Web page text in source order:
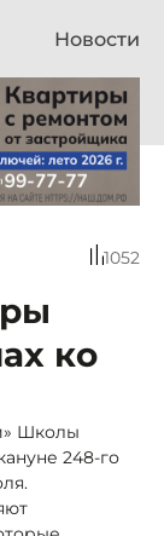
Новости
1052
ко
Школы
248-го